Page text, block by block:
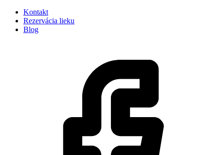
Kontakt
Rezervácia lieku
Blog